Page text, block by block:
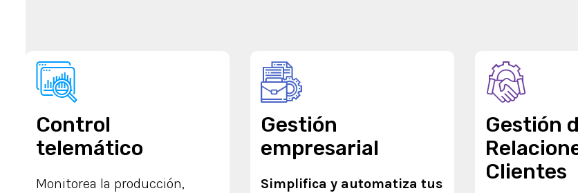
Control
telemático
Monitorea la producción,
Gestión
empresarial
Simplifica y automatiza tus
Gestión
Clientes